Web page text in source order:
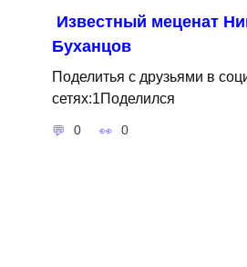
Известный меценат
Буханцов
Поделитья с друзьями в
сетях:1Поделился
0 0